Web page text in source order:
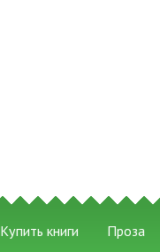
Купить книги
Проза